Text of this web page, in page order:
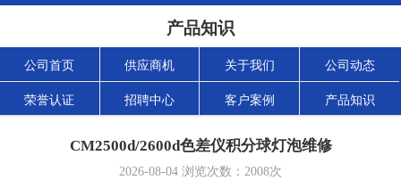
产品知识
公司首页 供应商机 关于我们 公司动态
荣誉认证 招聘中心 客户案例 产品知识
CM2500d/2600d色差仪积分球灯泡维修
2026-08-04 浏览次数： 2008次